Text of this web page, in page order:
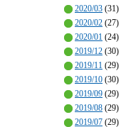
2020/03 (31)
2020/02 (27)
2020/01 (24)
2019/12 (30)
2019/11 (29)
2019/10 (30)
2019/09 (29)
2019/08 (29)
2019/07 (29)